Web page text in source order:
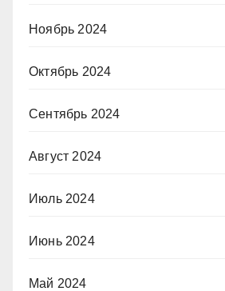
Ноябрь 2024
Октябрь 2024
Сентябрь 2024
Август 2024
Июль 2024
Июнь 2024
Май 2024